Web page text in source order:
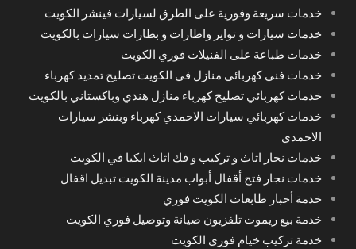
خدمات سريعة وفورية على الطرق لسيارات فينشر الكويت
خدمات سيارات و تواير واطارات و بطارات سيارات بالكويت
خدمات طباعة على الفنيلات فوري الكويت
خدمات فني كهربائي منازل في الكويت تصليح تمديد كهرباء
خدمات كهربائي تصليح كهرباء منازل هندي وباكستاني بالكويت
خدمات كهربائي سيارات الاحمدي كهرباء وبنشر سيارات
الاحمدي
خدمات نجار اثاث و تركيب و فك اثاث ايكيا في الكويت
خدمات نجار فتح أقفال أبواب مدينة الكويت تبديل اقفال
خدمة أحبار طابعات الكويت فوري
خدمة بيع ريموت تلفزيون صيانة وتوصيل فوري الكويت
خدمة تركيب خيام فوري الكويت